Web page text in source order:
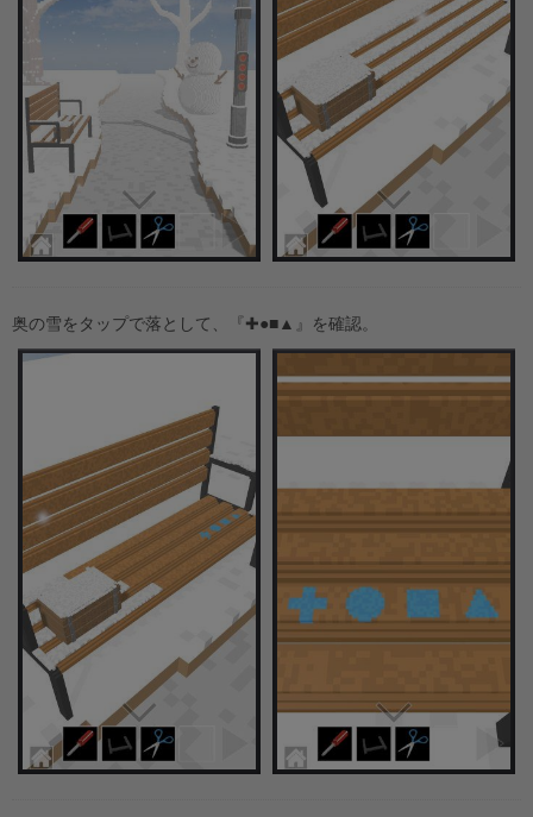
奥の雪をタップで落として、『✚●■▲』を確認。